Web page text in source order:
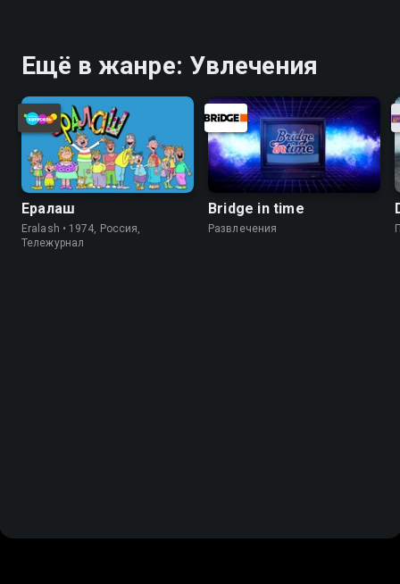
Ещё в жанре: Увлечения
Ералаш
Eralash • 1974, Россия,
Тележурнал
Bridge in time
Развлечения